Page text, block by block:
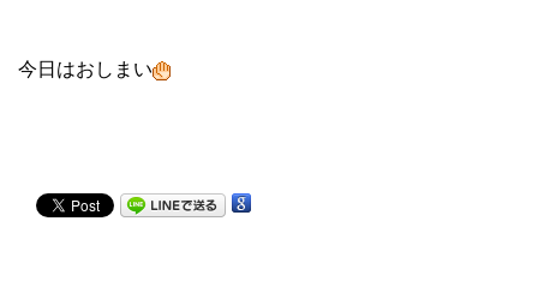
今日はおしまい